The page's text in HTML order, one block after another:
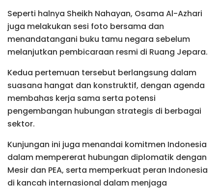
Seperti halnya Sheikh Nahayan, Osama Al-Azhari
juga melakukan sesi foto bersama dan
menandatangani buku tamu negara sebelum
melanjutkan pembicaraan resmi di Ruang Jepara.
Kedua pertemuan tersebut berlangsung dalam
suasana hangat dan konstruktif, dengan agenda
membahas kerja sama serta potensi
pengembangan hubungan strategis di berbagai
sektor.
Kunjungan ini juga menandai komitmen Indonesia
dalam mempererat hubungan diplomatik dengan
Mesir dan PEA, serta memperkuat peran Indonesia
di kancah internasional dalam menjaga